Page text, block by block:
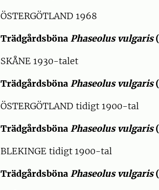
ÖSTERGÖTLAND 1968
Trädgårdsböna Phaseolus vulgaris
SKÅNE 1930-talet
Trädgårdsböna Phaseolus vulgaris
ÖSTERGÖTLAND tidigt 1900-tal
Trädgårdsböna Phaseolus vulgaris
BLEKINGE tidigt 1900-tal
Trädgårdsböna Phaseolus vulgaris